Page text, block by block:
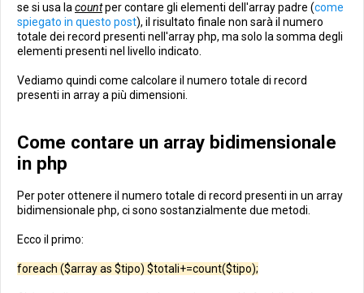
se si usa la countper contare gli elementi dell'array padre (come
spiegato in questo post), il risultato finale non sarà il numero
totale dei record presenti nell'array php, ma solo la somma degli
elementi presenti nel livello indicato.
Vediamo quindi come calcolare il numero totale di record
presenti in array a più dimensioni.
Come contare un array bidimensionale
in php
Per poter ottenere il numero totale di record presenti in un array
bidimensionale php, ci sono sostanzialmente due metodi.
Ecco il primo:
foreach ($array as $tipo) $totali+=count($tipo);